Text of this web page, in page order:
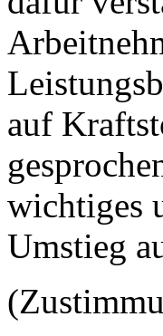
auf
wichtiges
Umstieg